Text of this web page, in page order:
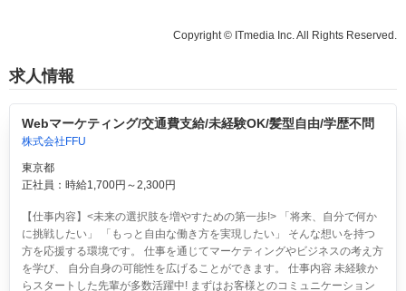
Copyright © ITmedia Inc. All Rights Reserved.
求人情報
Webマーケティング/交通費支給/未経験OK/髪型自由/学歴不問
株式会社FFU
東京都
正社員：時給1,700円～2,300円
【仕事内容】<未来の選択肢を増やすための第一歩!> 「将来、自分で何か
に挑戦したい」 「もっと自由な働き方を実現したい」 そんな想いを持つ
方を応援する環境です。 仕事を通じてマーケティングやビジネスの考え方
を学び、 自分自身の可能性を広げることができます。 仕事内容 未経験か
らスタートした先輩が多数活躍中! まずはお客様とのコミュニケーション